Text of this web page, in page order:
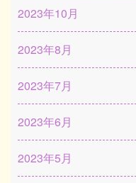
2023年10月
2023年8月
2023年7月
2023年6月
2023年5月